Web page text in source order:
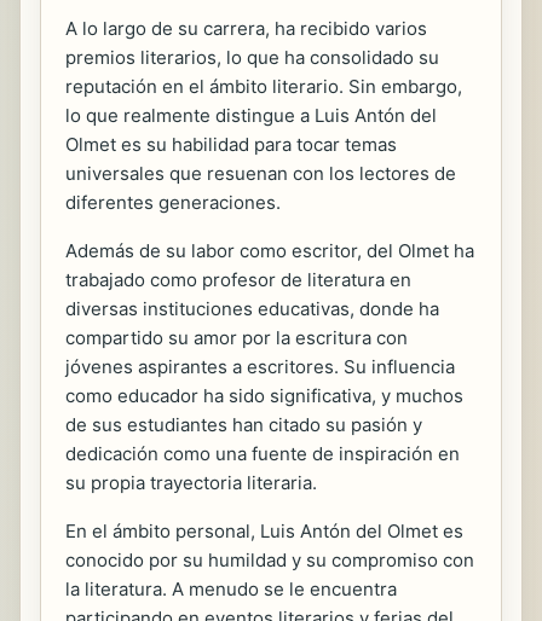
A lo largo de su carrera, ha recibido varios
premios literarios, lo que ha consolidado su
reputación en el ámbito literario. Sin embargo,
lo que realmente distingue a Luis Antón del
Olmet es su habilidad para tocar temas
universales que resuenan con los lectores de
diferentes generaciones.
Además de su labor como escritor, del Olmet ha
trabajado como profesor de literatura en
diversas instituciones educativas, donde ha
compartido su amor por la escritura con
jóvenes aspirantes a escritores. Su influencia
como educador ha sido significativa, y muchos
de sus estudiantes han citado su pasión y
dedicación como una fuente de inspiración en
su propia trayectoria literaria.
En el ámbito personal, Luis Antón del Olmet es
conocido por su humildad y su compromiso con
la literatura. A menudo se le encuentra